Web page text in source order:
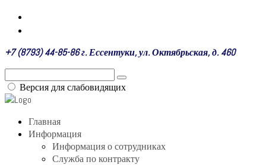
+7 (8793) 44-85-86 г. Ессентуки, ул. Октябрьская, д. 460
Версия для слабовидящих
Главная
Информация
Информация о сотрудниках
Служба по контракту